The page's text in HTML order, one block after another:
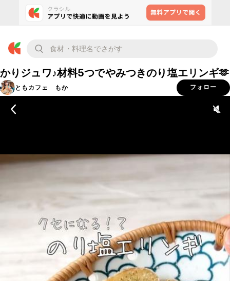
かりジュワ♪材料5つでやみつきのり塩エリンギ🫶
ともカフェ もか フォロー